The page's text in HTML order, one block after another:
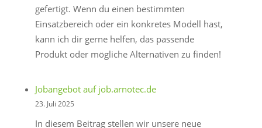
gefertigt. Wenn du einen bestimmten
Einsatzbereich oder ein konkretes Modell hast,
kann ich dir gerne helfen, das passende
Produkt oder mögliche Alternativen zu finden!
Jobangebot auf job.arnotec.de
23. Juli 2025
In diesem Beitrag stellen wir unsere neue